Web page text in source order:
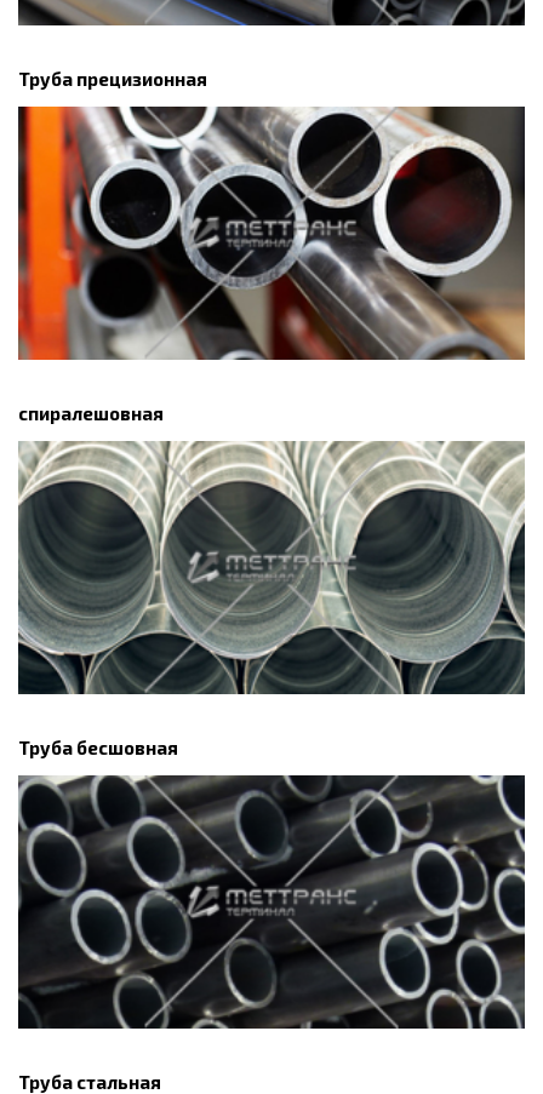
Труба прецизионная
спиралешовная
Труба бесшовная
Труба стальная